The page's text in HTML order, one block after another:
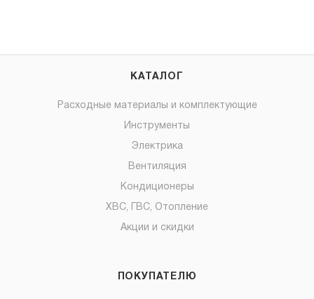
КАТАЛОГ
Расходные материалы и комплектующие
Инструменты
Электрика
Вентиляция
Кондиционеры
ХВС, ГВС, Отопление
Акции и скидки
ПОКУПАТЕЛЮ